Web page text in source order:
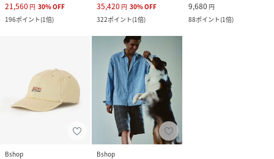
21,560 円 30%OFF
196ポイント(1倍)
35,420 円 30%OFF
322ポイント(1倍)
9,680 円
88ポイント(1倍)
Bshop
Bshop